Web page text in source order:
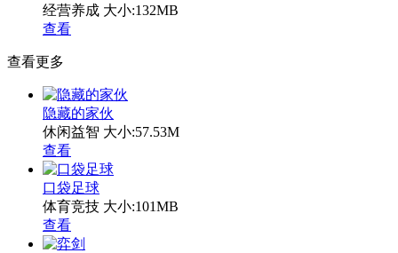
经营养成 大小:132MB
查看
查看更多
隐藏的家伙
休闲益智 大小:57.53M
查看
口袋足球
体育竞技 大小:101MB
查看